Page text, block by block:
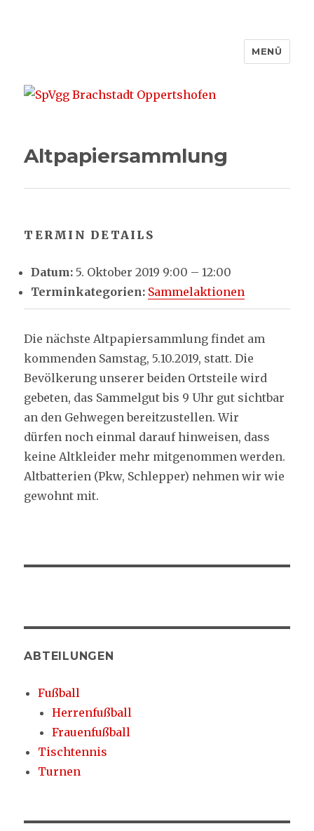
SpVgg Brachstadt Oppertshofen
MENÜ
Altpapiersammlung
TERMIN DETAILS
Datum: 5. Oktober 2019 9:00 –12:00
Terminkategorien: Sammelaktionen
Die nächste Altpapiersammlung findet am
kommenden Samstag, 5.10.2019, statt. Die
Bevölkerung unserer beiden Ortsteile wird
gebeten, das Sammelgut bis 9 Uhr gut sichtbar
an den Gehwegen bereitzustellen. Wir
dürfen noch einmal darauf hinweisen, dass
keine Altkleider mehr mitgenommen werden.
Altbatterien (Pkw, Schlepper) nehmen wir wie
gewohnt mit.
ABTEILUNGEN
Fußball
Herrenfußball
Frauenfußball
Tischtennis
Turnen